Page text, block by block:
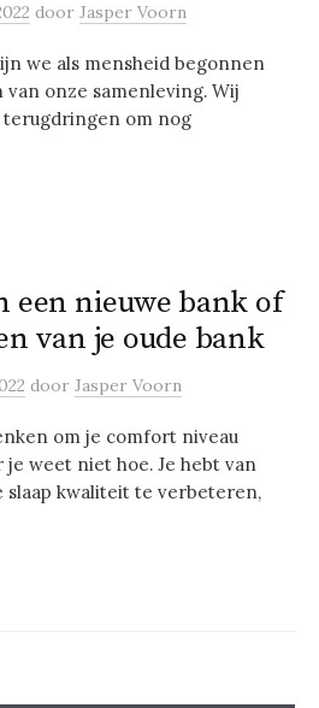
door Jasper Voorn
we als mensheid begonnen
onze samenleving. Wij
om nog
een nieuwe bank of
van je oude bank
door Jasper Voorn
om je comfort niveau
je weet niet hoe. Je hebt van
slaap kwaliteit te verbeteren,